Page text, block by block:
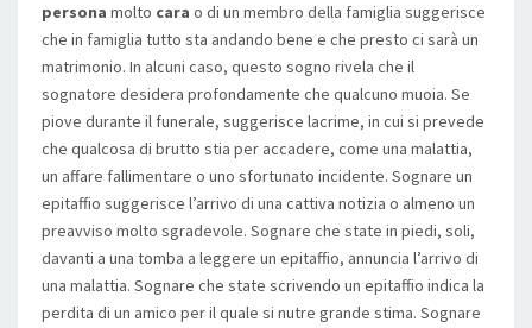
persona molto cara o di un membro della famiglia suggerisce
che in famiglia tutto sta andando bene e che presto ci sarà un
matrimonio. In alcuni caso, questo sogno rivela che il
sognatore desidera profondamente che qualcuno muoia. Se
piove durante il funerale, suggerisce lacrime, in cui si prevede
che qualcosa di brutto stia per accadere, come una malattia,
un affare fallimentare o uno sfortunato incidente. Sognare un
epitaffio suggerisce l’arrivo di una cattiva notizia o almeno un
preavviso molto sgradevole. Sognare che state in piedi, soli,
davanti a una tomba a leggere un epitaffio, annuncia l’arrivo di
una malattia. Sognare che state scrivendo un epitaffio indica la
perdita di un amico per il quale si nutre grande stima. Sognare